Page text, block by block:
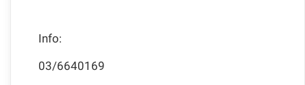
Info:
03/6640169